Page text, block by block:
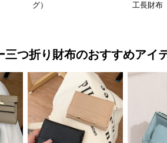
グ）
工長財布
三つ折り財布のおすすめアイ